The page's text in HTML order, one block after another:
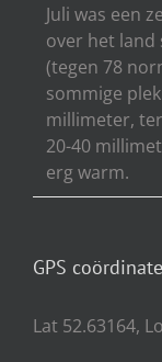
Juli was een
over het land
(tegen 78
sommige
millimeter,
20-40
erg warm.
GPS
Lat 52.63164,